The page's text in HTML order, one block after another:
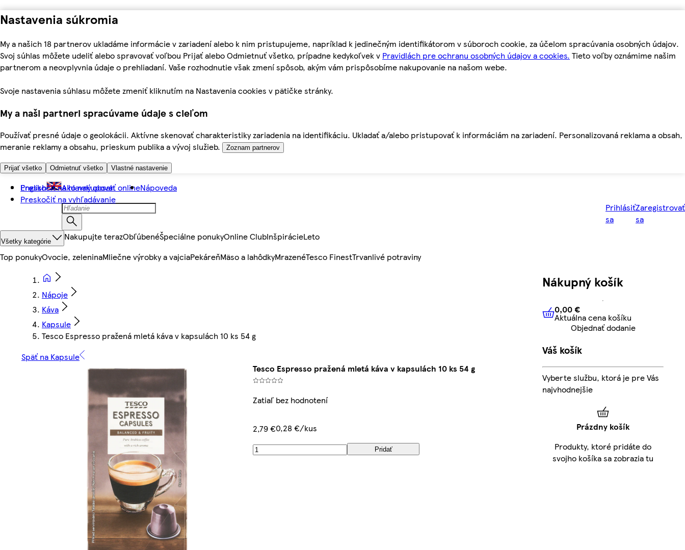
Nastavenia súkromia
My a našich 18 partnerov ukladáme informácie v zariadení alebo k nim pristupujeme, napríklad k jedinečným identifikátorom v súboroch cookie, za účelom spracúvania osobných údajov.
Svoj súhlas môžete udeliť alebo spravovať voľbou Prijať alebo Odmietnuť všetko, prípadne kedykoľvek v Pravidlách pre ochranu osobných údajov a cookies. Tieto voľby oznámime našim
partnerom a neovplyvnia údaje o prehliadaní. Vaše rozhodnutie však zmení spôsob, akým vám prispôsobíme nakupovanie na našom webe.
Svoje nastavenia súhlasu môžete zmeniť kliknutím na Nastavenia cookies v pätičke stránky.
My a naši partneri spracúvame údaje s cieľom
Používať presné údaje o geolokácii. Aktívne skenovať charakteristiky zariadenia na identifikáciu. Ukladať a/alebo pristupovať k informáciám na zariadení. Personalizovaná reklama a obsah,
meranie reklamy a obsahu, prieskum publika a vývoj služieb.
Zoznam partnerov
Prijať všetko Odmietnuť všetko Vlastné nastavenie
Preskočiť na hlavný obsah
Preskočiť na vyhľadávanie
English Ako nakupovať onlineNápoveda
Prihlásiť
sa
Zaregistrovať
sa
Všetky kategórie Nakupujte terazObľúbenéŠpeciálne ponukyOnline ClubInšpirácieLeto
Top ponukyOvocie, zeleninaMliečne výrobky a vajciaPekáreňMäso a lahôdkyMrazenéTesco FinestTrvanlivé potraviny
Nápoje
Káva
Kapsule
Tesco Espresso pražená mletá káva v kapsulách 10 ks 54 g
Späť na Kapsule
Tesco Espresso pražená mletá káva v kapsulách 10 ks 54 g
Zatiaľ bez hodnotení
2,79 €0,28 €/kus
Pridať
Nákupný košík
0,00 € Aktuálna cena košíku
0,00 €
Aktuálna cena košíku
Objednať dodanie
Váš košík
Vyberte službu, ktorá je pre Vás
najvhodnejšie
Prázdny košík
Produkty, ktoré pridáte do
svojho košíka sa zobrazia tu